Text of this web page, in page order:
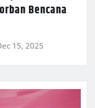
Bencana
15, 2025